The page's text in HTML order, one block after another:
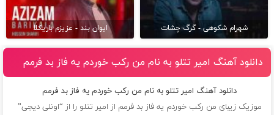
شهرام شکوهی - گرگ چشات ایوان بند - عزیزم باریکلا
دانلود آهنگ امیر تتلو به نام من ركب خوردم يه فاز بد فرمم
دانلود آهنگ امیر تتلو به نام من ركب خوردم يه فاز بد فرمم
موزیک زیبای من ركب خوردم يه فاز بد فرمم از امیر تتلو را از “اونلی دیجی”